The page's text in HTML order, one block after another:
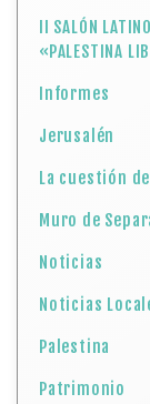
II SALÓN
«PALESTINA
Informes
Jerusalén
La cuestión
Muro de
Noticias
Noticias
Palestina
Patrimonio